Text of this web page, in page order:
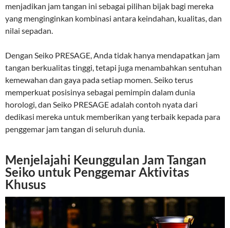
menjadikan jam tangan ini sebagai pilihan bijak bagi mereka
yang menginginkan kombinasi antara keindahan, kualitas, dan
nilai sepadan.
Dengan Seiko PRESAGE, Anda tidak hanya mendapatkan jam
tangan berkualitas tinggi, tetapi juga menambahkan sentuhan
kemewahan dan gaya pada setiap momen. Seiko terus
memperkuat posisinya sebagai pemimpin dalam dunia
horologi, dan Seiko PRESAGE adalah contoh nyata dari
dedikasi mereka untuk memberikan yang terbaik kepada para
penggemar jam tangan di seluruh dunia.
Menjelajahi Keunggulan Jam Tangan
Seiko untuk Penggemar Aktivitas
Khusus